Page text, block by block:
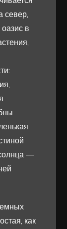
север,
в
—
как